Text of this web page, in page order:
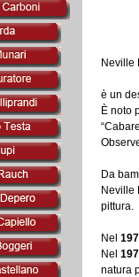
Neville
è un
È noto
Da
Neville
pittura.
Nel
Nel
natura